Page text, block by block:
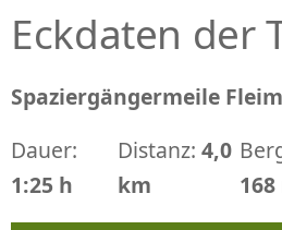
Eckdaten der
Spaziergängermeile
Dauer:
1:25 h
Distanz: 4,0
km
168